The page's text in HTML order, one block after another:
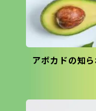
アボカドの知